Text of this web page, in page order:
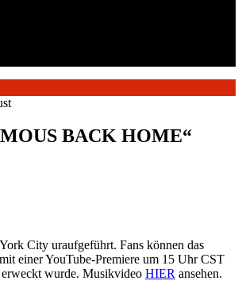
BACK HOME“
City uraufgeführt. Fans können das
einer YouTube-Premiere um 15 Uhr CST
wurde. Musikvideo HIER ansehen.